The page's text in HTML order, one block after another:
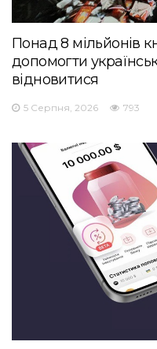
Понад 8 мільйонів
допомогти
відновитися
5 Серпня, 2026 793